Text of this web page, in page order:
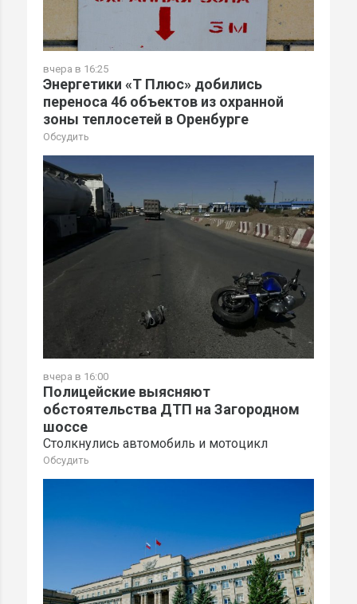
вчера в 16:25
Энергетики «Т Плюс» добились
переноса 46 объектов из охранной
зоны теплосетей в Оренбурге
Обсудить
вчера в 16:00
Полицейские выясняют
обстоятельства ДТП на Загородном
шоссе
Столкнулись автомобиль и мотоцикл
Обсудить